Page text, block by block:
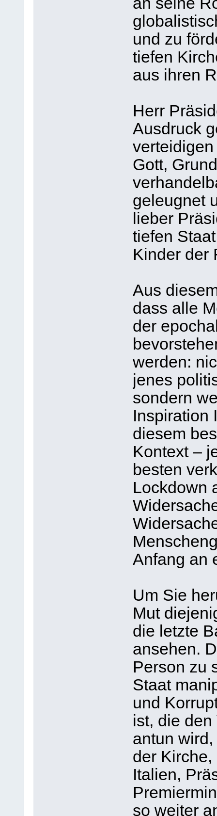
und zu
tiefen
aus ihren
Herr
Ausdruck
Gott,
geleugnet
lieber
tiefen
Kinder der
Aus
dass alle
der
werden:
jenes
sondern
Inspiration
diesem
Kontext –
besten
Lockdown
Anfang an
Um Sie
Mut
die letzte
ansehen.
Person zu
Staat
und
ist, die
antun
der
Italien,
so weiter